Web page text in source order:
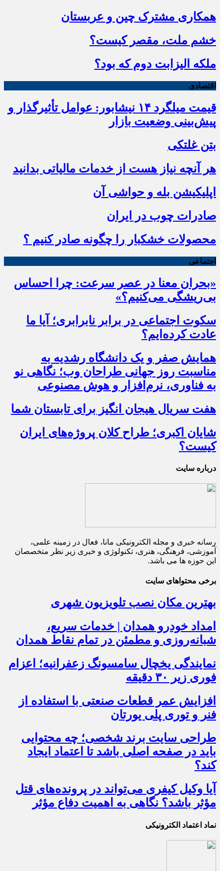
همکاری مشترک چین و عربستان
خشم ملت، مقصر کیست؟
ملکه الیزابت دوم که بود؟
اقتصادی
قیمت میلگرد ۱۴ نیشابور: عوامل تأثیرگذار و
پیش‌بینی وضعیت بازار
بتن غلتکی
هر آنچه نیاز هست از خدمات مالیاتی بدانید
اپلیکیشن بله و حواشی آن
صادرات چوب در ایران
محصولات خشکبار را چگونه صادر کنیم ؟
اجتماعی
«بحران معنا در عصر سرعت: چرا احساس
بی‌ریشگی می‌کنیم؟»
سکوت اجتماعی در برابر نابرابری؛ آیا ما
عادت کرده‌ایم؟
همایش صفر و یک دانشگاه رشدیه به
مناسبت روز جهانی طراحان وب؛ نگاهی نو
به فناوری، نرم‌افزار و هوش مصنوعی
هفت سریال هیجان انگیز برای تابستان شما
شایان اکبری؛ طراح کلان پروژه‌های ایران
کیست؟
درباره سایت
رسانه خبری و مجله الکترونیکی مانا، فعال در زمینه علمی،
آموزشی، فرهنگی، هنری، تکنولوژی و خبری زیر نظر متخصصان
این حوزه ها می باشد.
برخی محتواهای سایت
بهترین مکان نصب تلویزیون شهری
امداد خودرو همدان | خدمات سریع،
شبانه‌روزی و مطمئن در تمام نقاط همدان
نمایندگی یخچال سامسونگ زعفرانیه؛ اعزام
فوری زیر ۳۰ دقیقه
افزایش عمر قطعات صنعتی با استفاده از
فنر و توری پلی یورتان
طراحی سایت برند شخصی؛ چه محتوایی
باید در صفحه اصلی باشد تا اعتماد ایجاد
کند؟
آیا وکیل کیفری می‌تواند در پرونده‌های قتل
مؤثر باشد؟ نگاهی به اهمیت دفاع مؤثر
نماد اعتماد الکترونیکی